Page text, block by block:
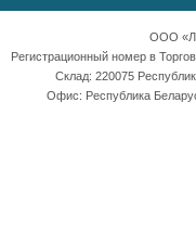
ООО
Регистрационный номер в
Склад: 220075
Офис: Республика